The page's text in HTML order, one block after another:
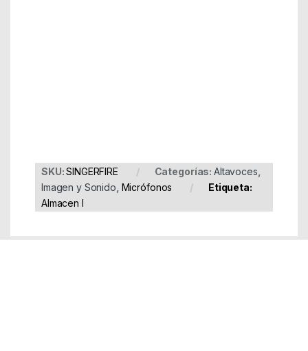
SKU:SINGERFIRE Categorías: Altavoces,
Imagen y Sonido, Micrófonos
Etiqueta:
Almacen I